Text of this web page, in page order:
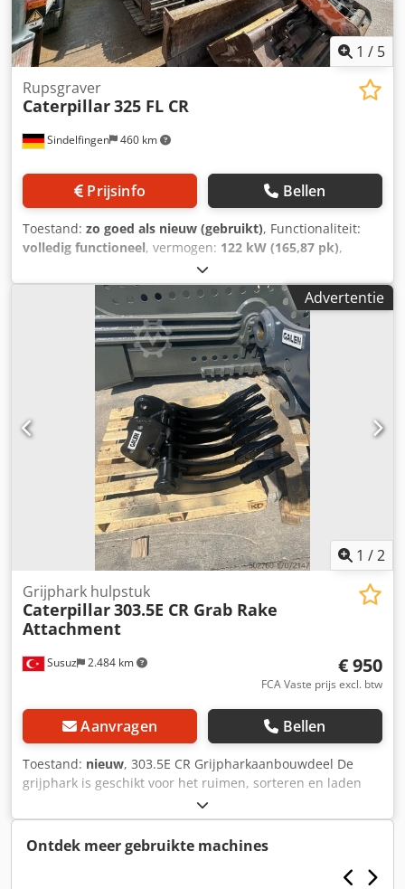
1 / 5
Sindelfingen 460 km
Rupsgraver
Caterpillar325 FL CR
Prijsinfo Bellen
Toestand: zo goed als nieuw (gebruikt), Functionaliteit:
volledig functioneel, vermogen: 122 kW (165,87 pk),
, bedrijfsturen:
airconditioning, * 3.800 uur * Mono-giek *
Schuifondersteuning Dcedozdn Syspfx Acyek *
Airconditioning * Camerasysteem * Volledig hydraulische
snelwissel Oilquick OQ70/55 * Centrale smering *
Motorvermogen 122 kW * Bedrijfsgewicht 25.000 kg * 1 x
dieplepel * Zo goed als nieuwe staat
Advertentie
1 /2
Susuz 2.484 km
Grijphark hulpstuk
Caterpillar303.5E CR Grab Rake
Attachment
€ 950
FCA Vaste prijs excl. btw
Aanvragen Bellen
Toestand: nieuw, 303.5E CR Grijpharkaanbouwdeel De
grijphark is geschikt voor het ruimen, sorteren en laden
van wortels en ondergroei. Dsdpfx Aeulaaxscyjck
Ontdek meer gebruikte machines